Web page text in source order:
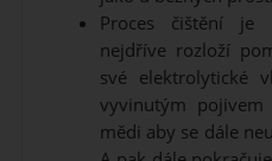
Proces čištění je
nejdříve rozloží
své elektrolytické
vyvinutým
mědi aby se dále